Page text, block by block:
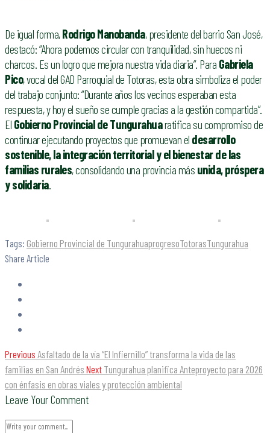
De igual forma,Rodrigo Manobanda, presidente del barrio San José,
destacó: “Ahora podemos circular con tranquilidad, sin huecos ni
charcos. Es un logro que mejora nuestra vida diaria”. Para Gabriela
Pico, vocal del GAD Parroquial de Totoras, esta obra simboliza el poder
del trabajo conjunto: “Durante años los vecinos esperaban esta
respuesta, y hoy el sueño se cumple gracias a la gestión compartida”.
El Gobierno Provincial de Tungurahuaratifica su compromiso de
continuar ejecutando proyectos que promuevan el desarrollo
sostenible, la integración territorial y el bienestar de las
familias rurales, consolidando una provincia más unida, próspera
y solidaria.
Tags: Gobierno Provincial de TungurahuaprogresoTotorasTungurahua
Share Article
Previous Asfaltado de la vía “El Infiernillo” transforma la vida de las
familias en San Andrés Next Tungurahua planifica Anteproyecto para 2026
con énfasis en obras viales y protección ambiental
Leave Your Comment